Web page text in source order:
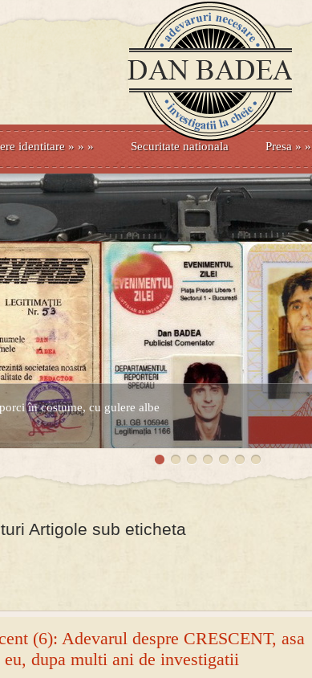
identitare » » » Securitate nationala Presa » »
în costume, cu gulere albe
despre controversatele conturi secrete ale Securitatii.
Artigole sub eticheta
(6): Adevarul despre CRESCENT, asa
dupa multi ani de investigatii